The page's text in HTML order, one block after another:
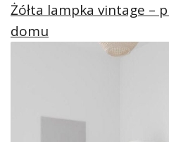
Żółta lampka vintage –
domu